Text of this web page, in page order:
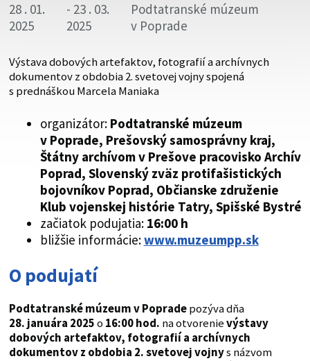
Buďte pozorní a vždy sa uistite, že zdieľate informácie iba
cez zabezpečenú webovú stránku. Zabezpečená stránka
28 . 01.
2025
- 23 . 03.
2025
Podtatranské múzeum
v Poprade
Výstava dobových artefaktov, fotografií a archívnych
dokumentov z obdobia 2. svetovej vojny spojená
s prednáškou Marcela Maniaka
organizátor: Podtatranské múzeum
v Poprade, Prešovský samosprávny kraj,
Štátny archívom v Prešove pracovisko Archív
Poprad, Slovenský zväz protifašistických
bojovníkov Poprad, Občianske združenie
Klub vojenskej histórie Tatry, Spišské Bystré
začiatok podujatia: 16:00 h
bližšie informácie:www.muzeumpp.sk
O podujatí
Podtatranské múzeum v Popradepozýva dňa
28. januára 2025o 16:00 hod. na otvorenievýstavy
dobových artefaktov, fotografií a archívnych
dokumentov z obdobia 2. svetovej vojnys názvom